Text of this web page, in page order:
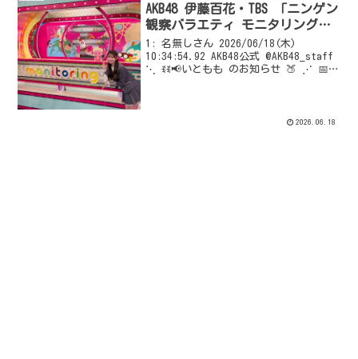
AKB48 伊藤百花・TBS 「ニンゲン
観察バラエティ モニタリング」
出演 📺
1: 名無しさん 2026/06/18(木)
10:34:54.92 AKB48公式 @AKB48_staff
⋱ ꉂꉂ📢いともも のお知らせ 🍑 ⋰ 📅本
2026.06.18